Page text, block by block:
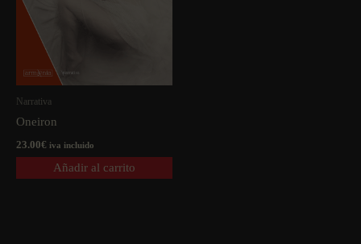
Narrativa
Oneiron
23.00€ iva incluido
Añadir al carrito